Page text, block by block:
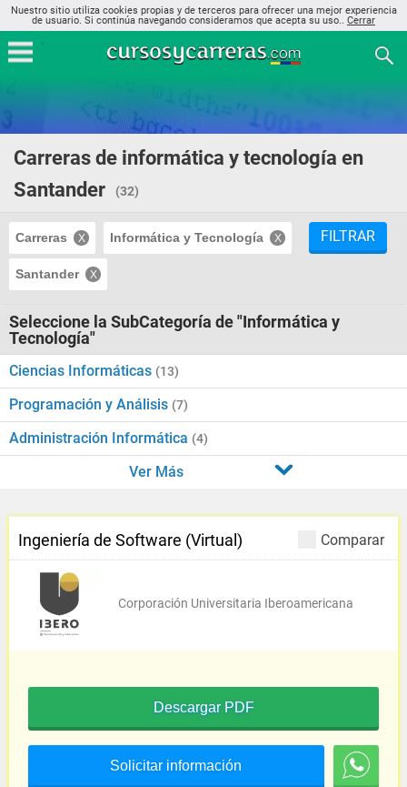
Nuestro sitio utiliza cookies propias y de terceros para ofrecer una mejor experiencia
de usuario. Si continúa navegando consideramos que acepta su uso.. Cerrar
Carreras de informática y tecnología en
Santander
(32)
Carreras Informática y Tecnología
Santander
FILTRAR
Seleccione la SubCategoría de "Informática y
Tecnología"
Ciencias Informáticas (13)
Programación y Análisis (7)
Administración Informática (4)
Ver Más
Comparar
Ingeniería de Software (Virtual)
Corporación Universitaria Iberoamericana
Descargar PDF
Solicitar información